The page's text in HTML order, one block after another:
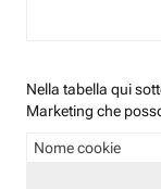
Nella tabella qui
Marketing che
Nome cookie